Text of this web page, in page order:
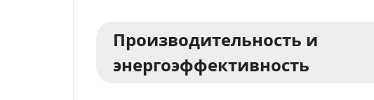
Производительность и
энергоэффективность